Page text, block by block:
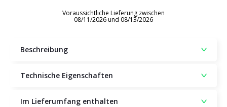
Voraussichtliche Lieferung zwischen
08/11/2026 und 08/13/2026
Beschreibung
Technische Eigenschaften
Im Lieferumfang enthalten